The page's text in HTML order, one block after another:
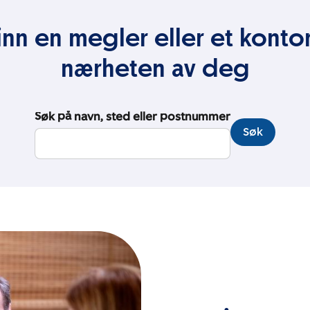
en megler eller et
nærheten av deg
Søk på navn, sted eller postnummer
Søk